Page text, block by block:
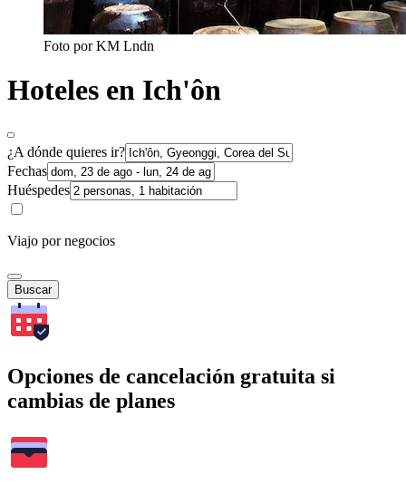
Foto por KM Lndn
Hoteles en Ich'ôn
¿A dónde quieres ir?
Fechas
Huéspedes
Viajo por negocios
Buscar
Opciones de cancelación gratuita si
cambias de planes